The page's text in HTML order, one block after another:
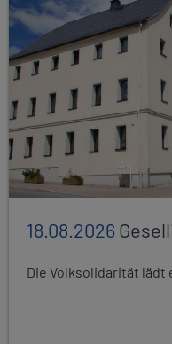
18.08.2026
Die Volksolidarität lädt